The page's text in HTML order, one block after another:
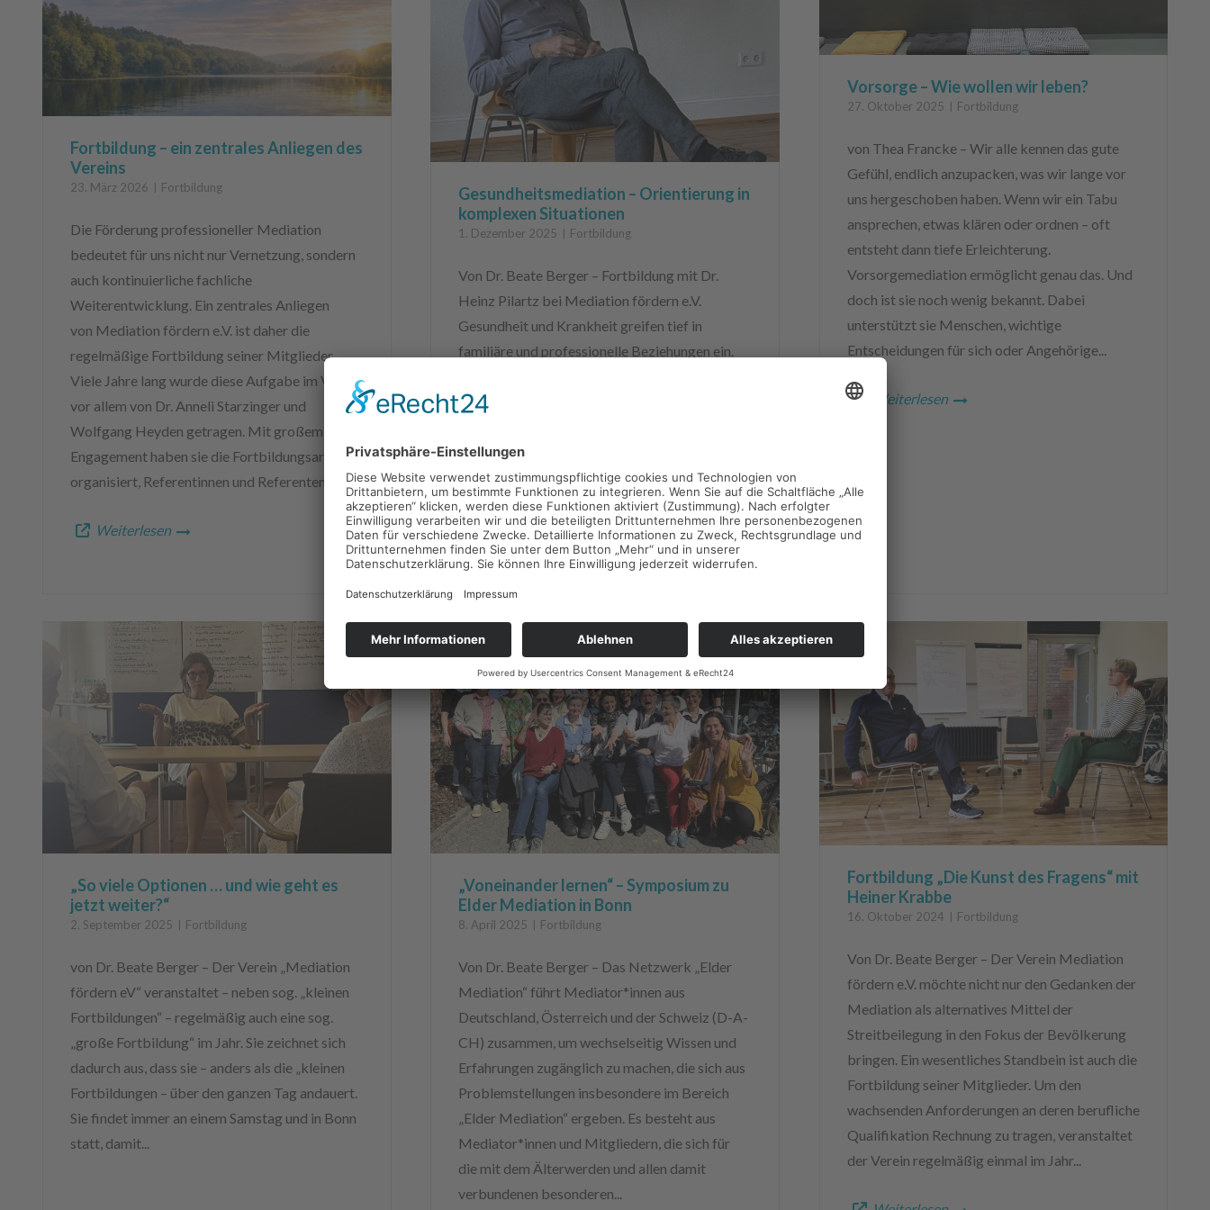
Fortbildung – ein zentrales Anliegen des
Vereins
23. März 2026 Fortbildung
Die Förderung professioneller Mediation
bedeutet für uns nicht nur Vernetzung, sondern
auch kontinuierliche fachliche
Weiterentwicklung. Ein zentrales Anliegen
von Mediation fördern e.V. ist daher die
regelmäßige Fortbildung seiner Mitglieder.
Viele Jahre lang wurde diese Aufgabe im Verein
vor allem von Dr. Anneli Starzinger und
Wolfgang Heyden getragen. Mit großem
Engagement haben sie die Fortbildungsarbeit
organisiert, Referentinnen und Referenten...
Weiterlesen
Gesundheitsmediation – Orientierung in
komplexen Situationen
1. Dezember 2025 Fortbildung
Von Dr. Beate Berger – Fortbildung mit Dr.
Heinz Pilartz bei Mediation fördern e.V.
Gesundheit und Krankheit greifen tief in
familiäre und professionelle Beziehungen ein.
Verantwortlichkeiten – und sie erzeugen
zu bewältigen sind. In einer vierstündigen
Fortbildung gab Dr. Heinz Pilartz einen
konzentrierten...
Weiterlesen
Vorsorge – Wie wollen wir leben?
27. Oktober 2025 Fortbildung
von Thea Francke – Wir alle kennen das gute
Gefühl, endlich anzupacken, was wir lange vor
uns hergeschoben haben. Wenn wir ein Tabu
ansprechen, etwas klären oder ordnen – oft
entsteht dann tiefe Erleichterung.
Vorsorgemediation ermöglicht genau das. Und
doch ist sie noch wenig bekannt. Dabei
unterstützt sie Menschen, wichtige
Entscheidungen für sich oder Angehörige...
Weiterlesen
„So viele Optionen … und wie geht es
jetzt weiter?“
2. September 2025 Fortbildung
von Dr. Beate Berger – Der Verein „Mediation
fördern eV“ veranstaltet – neben sog. „kleinen
Fortbildungen“ – regelmäßig auch eine sog.
„große Fortbildung“ im Jahr. Sie zeichnet sich
dadurch aus, dass sie – anders als die „kleinen
Fortbildungen – über den ganzen Tag andauert.
Sie findet immer an einem Samstag und in Bonn
statt, damit...
„Voneinander lernen“ – Symposium zu
Elder Mediation in Bonn
8. April 2025 Fortbildung
Von Dr. Beate Berger – Das Netzwerk „Elder
Mediation“ führt Mediator*innen aus
Deutschland, Österreich und der Schweiz (D-A-
CH) zusammen, um wechselseitig Wissen und
Erfahrungen zugänglich zu machen, die sich aus
Problemstellungen insbesondere im Bereich
„Elder Mediation“ ergeben. Es besteht aus
Mediator*innen und Mitgliedern, die sich für
die mit dem Älterwerden und allen damit
verbundenen besonderen...
Fortbildung „Die Kunst des Fragens“ mit
Heiner Krabbe
16. Oktober 2024 Fortbildung
Von Dr. Beate Berger – Der Verein Mediation
fördern e.V. möchte nicht nur den Gedanken der
Mediation als alternatives Mittel der
Streitbeilegung in den Fokus der Bevölkerung
bringen. Ein wesentliches Standbein ist auch die
Fortbildung seiner Mitglieder. Um den
wachsenden Anforderungen an deren berufliche
Qualifikation Rechnung zu tragen, veranstaltet
der Verein regelmäßig einmal im Jahr...